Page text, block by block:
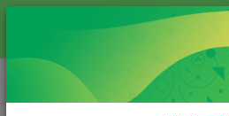
Milí zákazníci! V dňoch 29.07.2026-
Objednávky prijaté v týchto termínoch
Ďakujeme za
+421 908 755 958
Po. - Pia. od 9:00 hod. - 16:00 hod.